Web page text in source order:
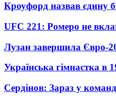
Кроуфорд назвав єдину
UFC 221: Ромеро не
Лузан завершила Євро-
Українська гімнастка в
Сердінов: Зараз у